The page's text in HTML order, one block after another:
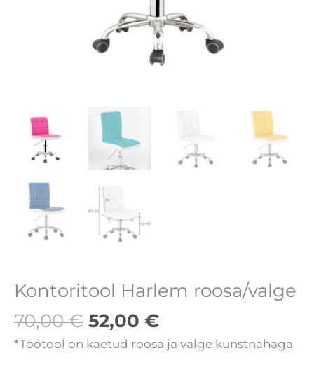
Kontoritool Harlem roosa/valge
70,00€ 52,00 €
*Töötool on kaetud roosa ja valge kunstnahaga